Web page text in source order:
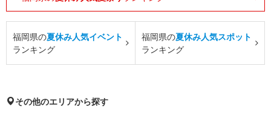
福岡県の夏休み人気イベント
ランキング
福岡県の夏休み人気スポット
ランキング
その他のエリアから探す